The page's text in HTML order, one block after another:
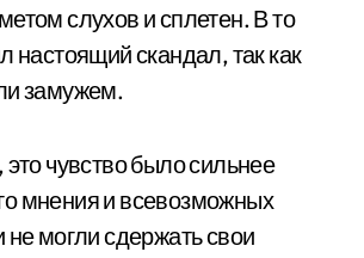
слухов и сплетен. В то
настоящий скандал, так как
замужем.
чувство было сильнее
мнения и всевозможных
могли сдержать свои